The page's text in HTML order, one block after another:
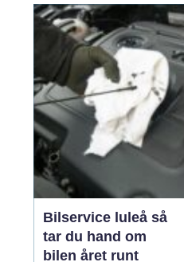
vetenskap och konst,
med en lång historia där
varje kulör b&...
Bilservice luleå så
tar du hand om
bilen året runt